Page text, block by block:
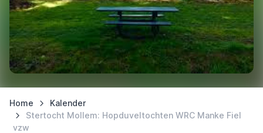
Home
Kalender
Stertocht Mollem: Hopduveltochten WRC Manke Fiel
vzw